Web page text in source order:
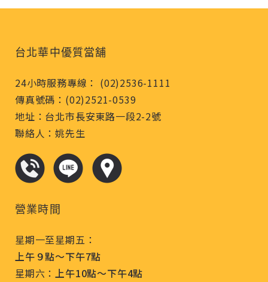
台北華中優質當舖
24小時服務專線： (02)2536-1111
傳真號碼：(02)2521-0539
地址：台北市長安東路一段2-2號
聯絡人：姚先生
營業時間
星期一至星期五：
上午９點～下午7點
星期六：上午10點～下午4點